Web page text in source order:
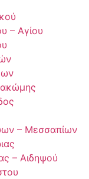
– Αγίου
– Μεσσαπίων
– Αιδηψού